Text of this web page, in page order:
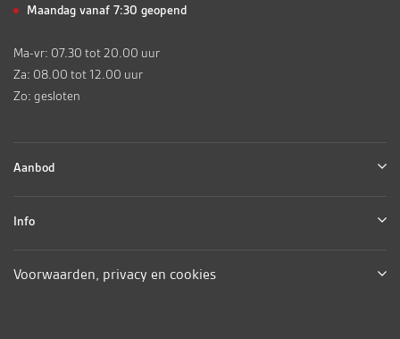
Maandag vanaf 7:30 geopend
Ma-vr: 07.30 tot 20.00 uur
Za: 08.00 tot 12.00 uur
Zo: gesloten
Aanbod
Info
Voorwaarden, privacy en cookies